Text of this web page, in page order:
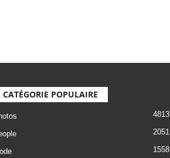
CATÉGORIE POPULAIRE
4813
2051
1558